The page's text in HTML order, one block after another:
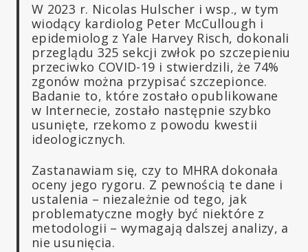
W 2023 r. Nicolas Hulscher i wsp., w tym
wiodący kardiolog Peter McCullough i
epidemiolog z Yale Harvey Risch, dokonali
przeglądu 325 sekcji zwłok po szczepieniu
przeciwko COVID-19 i stwierdzili, że 74%
zgonów można przypisać szczepionce.
Badanie to, które zostało opublikowane
w Internecie, zostało następnie szybko
usunięte, rzekomo z powodu kwestii
ideologicznych.
Zastanawiam się, czy to MHRA dokonała
oceny jego rygoru. Z pewnością te dane i
ustalenia – niezależnie od tego, jak
problematyczne mogły być niektóre z
metodologii – wymagają dalszej analizy, a
nie usunięcia.